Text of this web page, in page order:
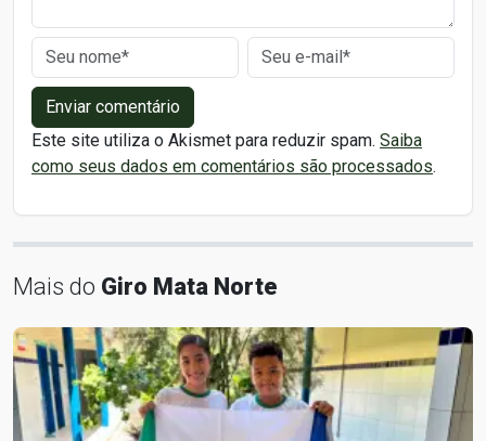
Enviar comentário
Este site utiliza o Akismet para reduzir spam. Saiba
como seus dados em comentários são processados.
Mais do Giro Mata Norte